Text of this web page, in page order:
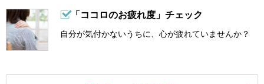
「ココロのお疲れ度」チェック
自分が気付かないうちに、心が疲れていませんか？